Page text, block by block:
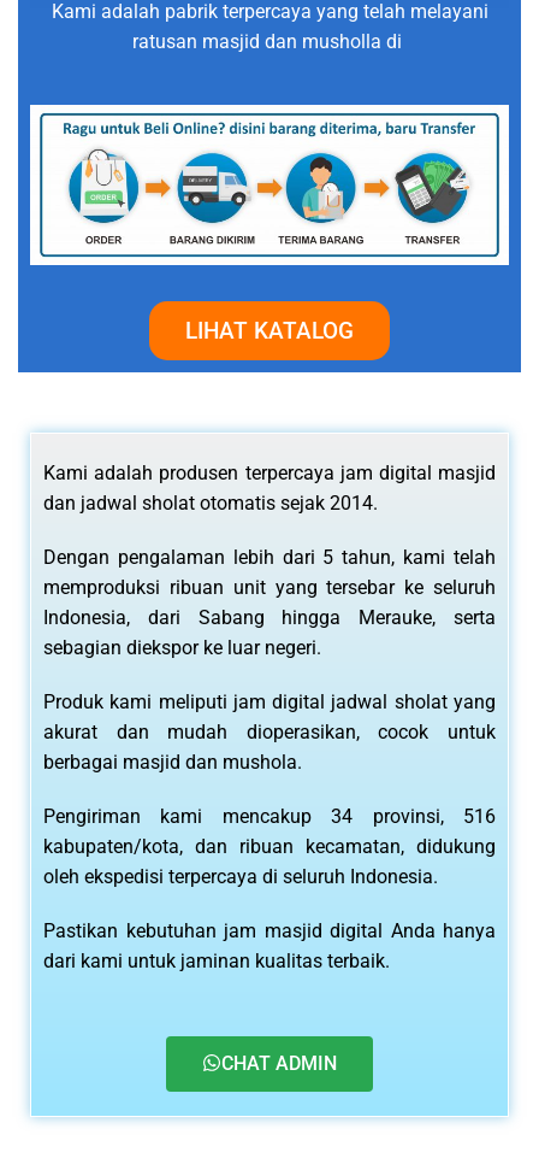
Kami adalah pabrik terpercaya yang telah melayani
ratusan masjid dan musholla di
LIHAT KATALOG
Kami adalah produsen terpercaya jam digital masjid
dan jadwal sholat otomatis sejak 2014.
Dengan pengalaman lebih dari 5 tahun, kami telah
memproduksi ribuan unit yang tersebar ke seluruh
Indonesia, dari Sabang hingga Merauke, serta
sebagian diekspor ke luar negeri.
Produk kami meliputi jam digital jadwal sholat yang
akurat dan mudah dioperasikan, cocok untuk
berbagai masjid dan mushola.
Pengiriman kami mencakup 34 provinsi, 516
kabupaten/kota, dan ribuan kecamatan, didukung
oleh ekspedisi terpercaya di seluruh Indonesia.
Pastikan kebutuhan jam masjid digital Anda hanya
dari kami untuk jaminan kualitas terbaik.
CHAT ADMIN